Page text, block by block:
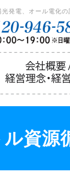
発電、オール電化
資源